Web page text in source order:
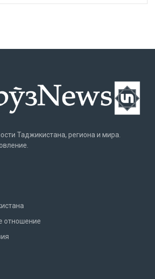
Таджикистана, региона и мира.
отношение